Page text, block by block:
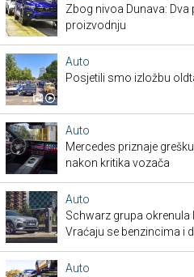
Zbog nivoa Dunava:
proizvodnju
Auto
Posjetili smo izložbu
Auto
Mercedes priznaje
nakon kritika vozača
Auto
Schwarz grupa
Vraćaju se benzincima i
Auto